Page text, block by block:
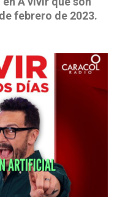
febrero de 2023.